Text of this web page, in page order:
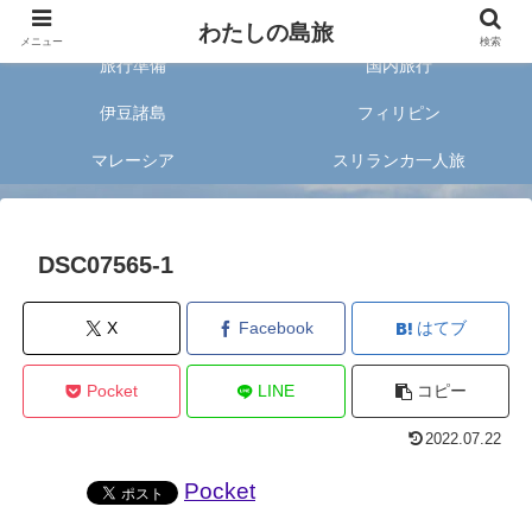
旅好きな20代女子が案内する旅のあれこれ✈︎
旅行準備 国内旅行
伊豆諸島 フィリピン
マレーシア スリランカ一人旅
DSC07565-1
X Facebook はてブ
Pocket LINE コピー
2022.07.22
Pocket
メニュー わたしの島旅 検索